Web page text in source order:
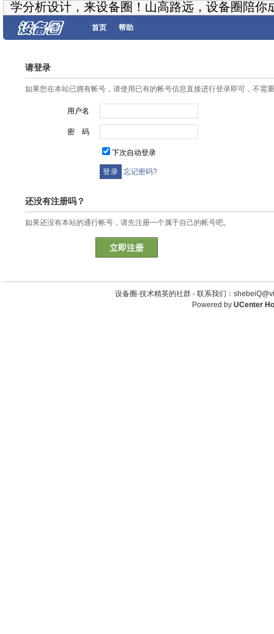
学分析设计，来设备圈！山高路远，设备圈陪你
首页 帮助
请登录
如果您在本站已拥有帐号，请使用已有的帐号信息直接进行登录即可，不需
用户名
密 码
下次自动登录
忘记密码?
还没有注册吗？
如果还没有本站的通行帐号，请先注册一个属于自己的帐号吧。
立即注册
设备圈-技术精英的社群 - 联系我们：
Powered by UCenter